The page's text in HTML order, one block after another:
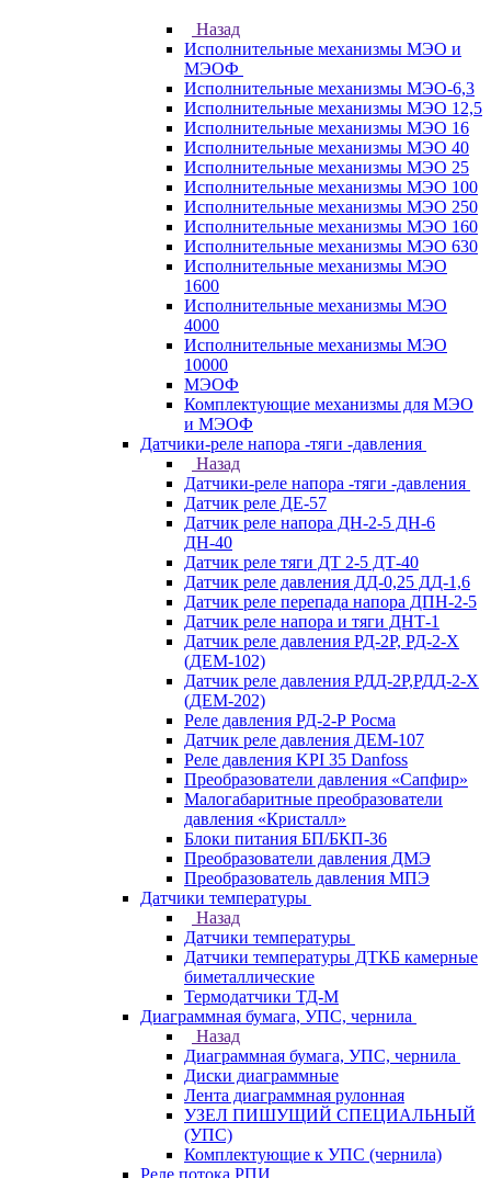
Назад
Исполнительные механизмы МЭО и
МЭОФ
Исполнительные механизмы МЭО-6,3
Исполнительные механизмы МЭО 12,5
Исполнительные механизмы МЭО 16
Исполнительные механизмы МЭО 40
Исполнительные механизмы МЭО 25
Исполнительные механизмы МЭО 100
Исполнительные механизмы МЭО 250
Исполнительные механизмы МЭО 160
Исполнительные механизмы МЭО 630
Исполнительные механизмы МЭО
1600
Исполнительные механизмы МЭО
4000
Исполнительные механизмы МЭО
10000
МЭОФ
Комплектующие механизмы для МЭО
и МЭОФ
Датчики-реле напора -тяги -давления
Назад
Датчики-реле напора -тяги -давления
Датчик реле ДЕ-57
Датчик реле напора ДН-2-5 ДН-6
ДН-40
Датчик реле тяги ДТ 2-5 ДТ-40
Датчик реле давления ДД-0,25 ДД-1,6
Датчик реле перепада напора ДПН-2-5
Датчик реле напора и тяги ДНТ-1
Датчик реле давления РД-2Р, РД-2-Х
(ДЕМ-102)
Датчик реле давления РДД-2Р,РДД-2-Х
(ДЕМ-202)
Реле давления РД-2-Р Росма
Датчик реле давления ДЕМ-107
Реле давления KPI 35 Danfoss
Преобразователи давления «Сапфир»
Малогабаритные преобразователи
давления «Кристалл»
Блоки питания БП/БКП-36
Преобразователи давления ДМЭ
Преобразователь давления МПЭ
Датчики температуры
Назад
Датчики температуры
Датчики температуры ДТКБ камерные
биметаллические
Термодатчики ТД-М
Диаграммная бумага, УПС, чернила
Назад
Диаграммная бумага, УПС, чернила
Диски диаграммные
Лента диаграммная рулонная
УЗЕЛ ПИШУЩИЙ СПЕЦИАЛЬНЫЙ
(УПС)
Комплектующие к УПС (чернила)
Реле потока РПИ